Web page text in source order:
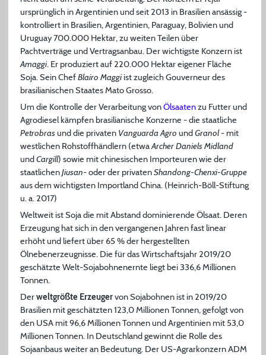
ursprünglich in Argentinien und seit 2013 in Brasilien ansässig -
kontrolliert in Brasilien, Argentinien, Paraguay, Bolivien und
Uruguay 700.000 Hektar, zu weiten Teilen über
Pachtverträge und Vertragsanbau. Der wichtigste Konzern ist
Amaggi. Er produziert auf 220.000 Hektar eigener Fläche
Soja. Sein ChefBlairo Maggiist zugleich Gouverneur des
brasilianischen Staates Mato Grosso.
Um die Kontrolle der Verarbeitung vonÖlsaatenzu Futter und
Agrodiesel kämpfen brasilianische Konzerne - die staatliche
Petrobrasund die privaten Vanguarda Agro undGranol- mit
westlichen Rohstoffhändlern (etwaArcher Daniels Midland
undCargill) sowie mit chinesischen Importeuren wie der
staatlichenJiusan- oder der privatenShandong-Chenxi-Gruppe
aus dem wichtigsten Importland China. (Heinrich-Böll-Stiftung
u. a. 2017)
Weltweit ist Soja die mit Abstand dominierende Ölsaat. Deren
Erzeugung hat sich in den vergangenen Jahren fast linear
erhöht und liefert über 65 % der hergestellten
Ölnebenerzeugnisse. Die für das Wirtschaftsjahr 2019/20
geschätzte Welt-Sojabohnenernte liegt bei 336,6 Millionen
Tonnen.
Derweltgrößte Erzeugervon Sojabohnen ist in 2019/20
Brasilien mit geschätzten 123,0 Millionen Tonnen, gefolgt von
den USA mit 96,6 Millionen Tonnen und Argentinien mit 53,0
Millionen Tonnen. In Deutschland gewinnt die Rolle des
Sojaanbaus weiter an Bedeutung. Der US-Agrarkonzern ADM